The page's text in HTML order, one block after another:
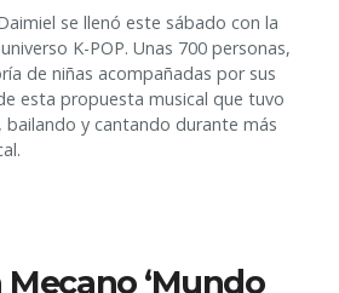
se llenó este sábado con la
K-POP. Unas 700 personas,
de niñas acompañadas por sus
esta propuesta musical que tuvo
y cantando durante más
‘Mundo